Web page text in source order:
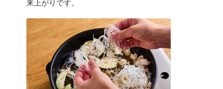
来上がりです。